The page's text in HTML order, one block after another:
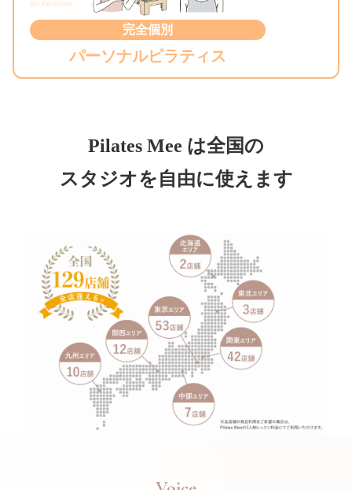
完全個別
パーソナルピラティス
Pilates Mee は全国の
スタジオを自由に使えます